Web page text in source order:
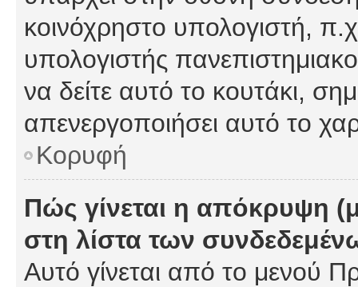
κοινόχρηστο υπολογιστή,
υπολογιστής
να δείτε αυτό το κουτάκι,
απενεργοποιήσει αυτό το
Κορυφή
Πώς γίνεται η απόκρυψη
στη λίστα των
Αυτό γίνεται από το μενού